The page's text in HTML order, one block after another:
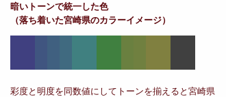
暗いトーンで統一した色
（落ち着いた宮崎県のカラーイメージ）
彩度と明度を同数値にしてトーンを揃えると宮崎県